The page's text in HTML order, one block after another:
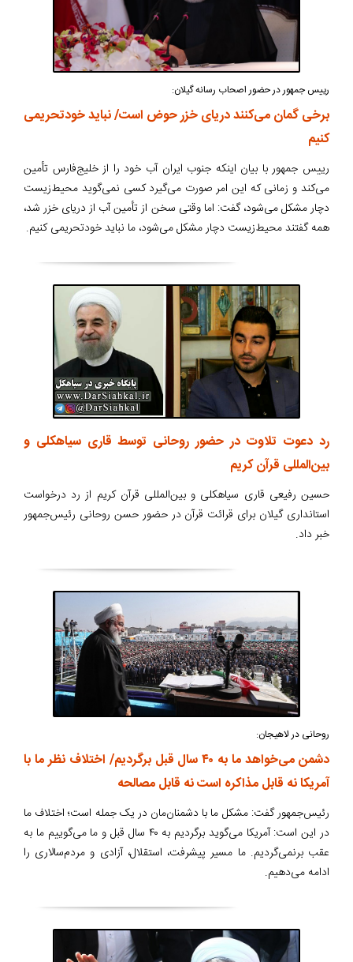
رییس جمهور در حضور اصحاب رسانه گیلان:
برخی گمان می‌کنند دریای خزر حوض است/ نباید خودتحریمی
کنیم
رییس جمهور با بیان اینکه جنوب ایران آب خود را از خلیج‌فارس تأمین
می‌کند و زمانی که این امر صورت می‌گیرد کسی نمی‌گوید محیط‌زیست
دچار مشکل می‌شود، گفت: اما وقتی سخن از تأمین آب از دریای خزر شد،
همه گفتند محیط‌زیست دچار مشکل می‌شود، ما نباید خودتحریمی کنیم.
رد دعوت تلاوت در حضور روحانی توسط قاری سیاهکلی و
بین‌المللی قرآن کریم
حسین رفیعی قاری سیاهکلی و بین‌المللی قرآن کریم از رد درخواست
استانداری گیلان برای قرائت قرآن در حضور حسن روحانی رئیس‌جمهور
خبر داد.
روحانی در لاهیجان:
دشمن می‌خواهد ما به ۴۰ سال قبل برگردیم/ اختلاف نظر ما با
آمریکا نه قابل مذاکره است نه قابل مصالحه
رئیس‌جمهور گفت:‌ مشکل ما با دشمنان‌مان در یک جمله است؛ اختلاف ما
در این است: آمریکا می‌گوید برگردیم به ۴۰ سال قبل و ما می‌گوییم ما به
عقب برنمی‌گردیم. ما مسیر پیشرفت، استقلال، آزادی و مردم‌سالاری را
ادامه می‌دهیم.